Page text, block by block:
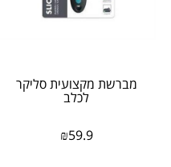
מברשת מקצועית סליקר
לכלב
₪59.9